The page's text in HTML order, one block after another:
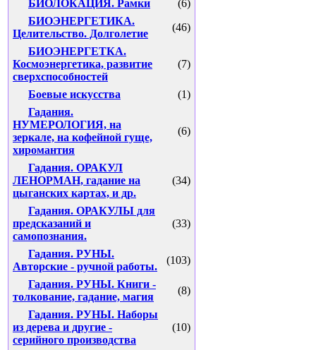
БИОЛОКАЦИЯ. Рамки
(6)
БИОЭНЕРГЕТИКА.
Целительство. Долголетие
(46)
БИОЭНЕРГЕТКА.
Космоэнергетика, развитие
сверхспособностей
(7)
Боевые искусства
(1)
Гадания.
НУМЕРОЛОГИЯ, на
зеркале, на кофейной гуще,
хиромантия
(6)
Гадания. ОРАКУЛ
ЛЕНОРМАН, гадание на
цыганских картах, и др.
(34)
Гадания. ОРАКУЛЫ для
предсказаний и
самопознания.
(33)
Гадания. РУНЫ.
Авторские - ручной работы.
(103)
Гадания. РУНЫ. Книги -
толкование, гадание, магия
(8)
Гадания. РУНЫ. Наборы
из дерева и другие -
серийного производства
(10)